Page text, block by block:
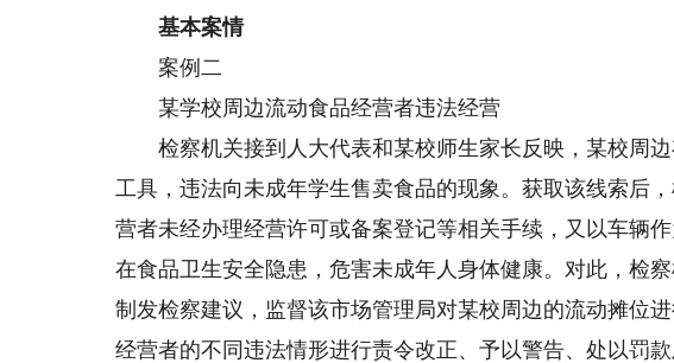
基本案情
案例二
某学校周边流动食品经营者违法经营
检察机关接到人大代表和某校师生家长反映，某校周边
工具，违法向未成年学生售卖食品的现象。获取该线索后
营者未经办理经营许可或备案登记等相关手续，又以车辆
在食品卫生安全隐患，危害未成年人身体健康。对此，检
制发检察建议，监督该市场管理局对某校周边的流动摊位
经营者的不同违法情形进行责令改正、予以警告、处以罚